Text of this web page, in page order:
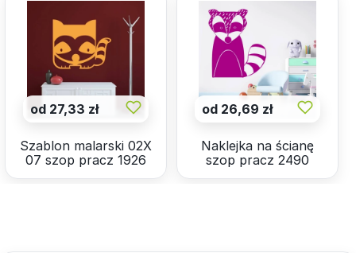
od 27,33 zł
Szablon malarski 02X
07 szop pracz 1926
od 26,69 zł
Naklejka na ścianę
szop pracz 2490